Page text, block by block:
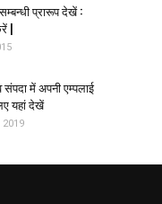
प्रारूप देखें :
|
संपदा में अपनी एम्पलाई
यहां देखें